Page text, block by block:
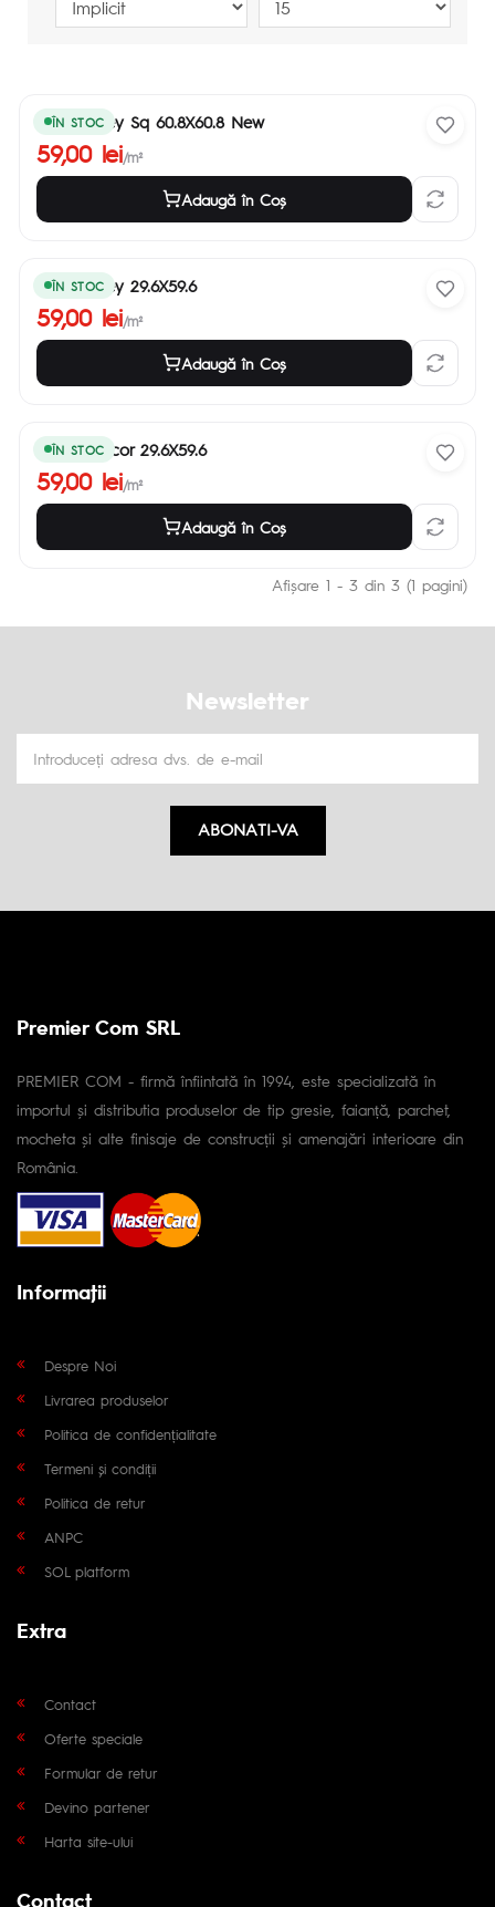
ÎN STOC
Ramla Grey Sq 60.8X60.8 New
59,00 lei/m²
Adaugă în Coş
ÎN STOC
Ramla Grey 29.6X59.6
59,00 lei/m²
Adaugă în Coş
ÎN STOC
Ramla Decor 29.6X59.6
59,00 lei/m²
Adaugă în Coş
Afişare 1 - 3 din 3 (1 pagini)
Newsletter
ABONATI-VA
Premier Com SRL
PREMIER COM - firmă înfiintată în 1994, este specializată în
importul și distributia produselor de tip gresie, faianță, parchet,
mocheta și alte finisaje de construcții și amenajări interioare din
România.
Informaţii
Despre Noi
Livrarea produselor
Politica de confidențialitate
Termeni și condiții
Politica de retur
ANPC
SOL platform
Extra
Contact
Oferte speciale
Formular de retur
Devino partener
Harta site-ului
Contact